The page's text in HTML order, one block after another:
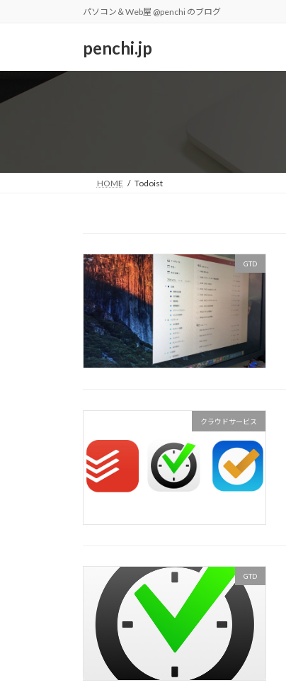
パソコン＆Web屋 @penchi のブログ
penchi.jp
HOME Todoist
GTD
クラウドサービス
GTD